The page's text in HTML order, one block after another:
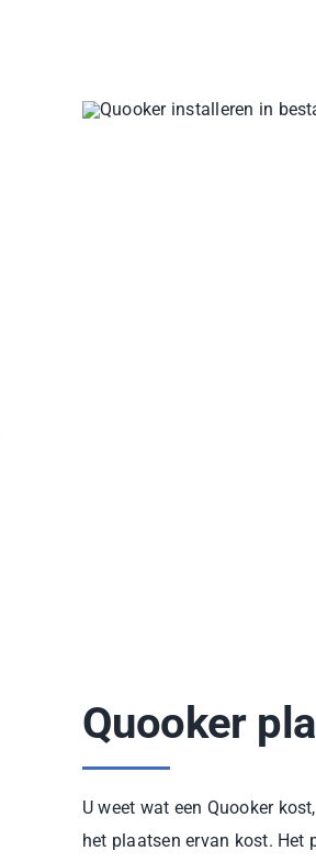
Quooker
U weet wat een Quooker
het plaatsen ervan kost. Het